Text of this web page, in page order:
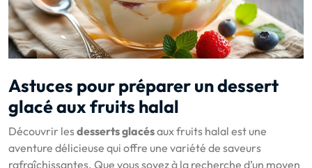
Astuces pour préparer un dessert
glacé aux fruits halal
Découvrir lesdesserts glacésaux fruits halal est une
aventure délicieuse qui offre une variété de saveurs
rafraîchissantes. Que vous soyez à la recherche d’un moyen